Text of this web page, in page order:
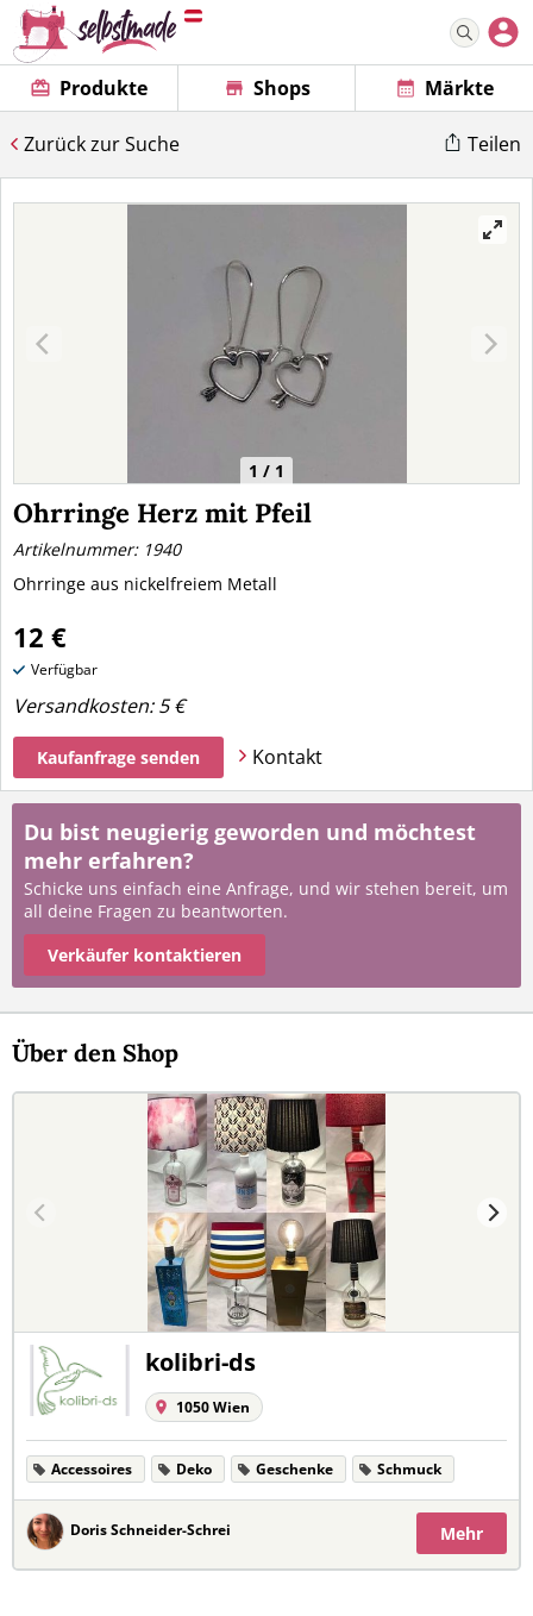
Produkte Shops Märkte
Zurück zur Suche Teilen
1 / 1
Ohrringe Herz mit Pfeil
Artikelnummer: 1940
Ohrringe aus nickelfreiem Metall
12 €
Verfügbar
Versandkosten:5 €
Kaufanfrage senden Kontakt
Du bist neugierig geworden und möchtest
mehr erfahren?
Schicke uns einfach eine Anfrage, und wir stehen bereit, um
all deine Fragen zu beantworten.
Verkäufer kontaktieren
Über den Shop
kolibri-ds
1050 Wien
Accessoires Deko Geschenke Schmuck
Doris Schneider-Schrei Mehr